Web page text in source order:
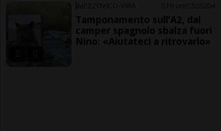
MEZZOVICO-VIRA 19 ore 52 204
Tamponamento sull’A2, dal
camper spagnolo sbalza fuori
Nino: «Aiutateci a ritrovarlo»